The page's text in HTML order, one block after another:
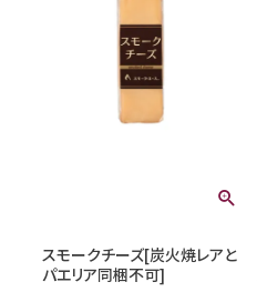
スモークチーズ[炭火焼レアと
パエリア同梱不可]